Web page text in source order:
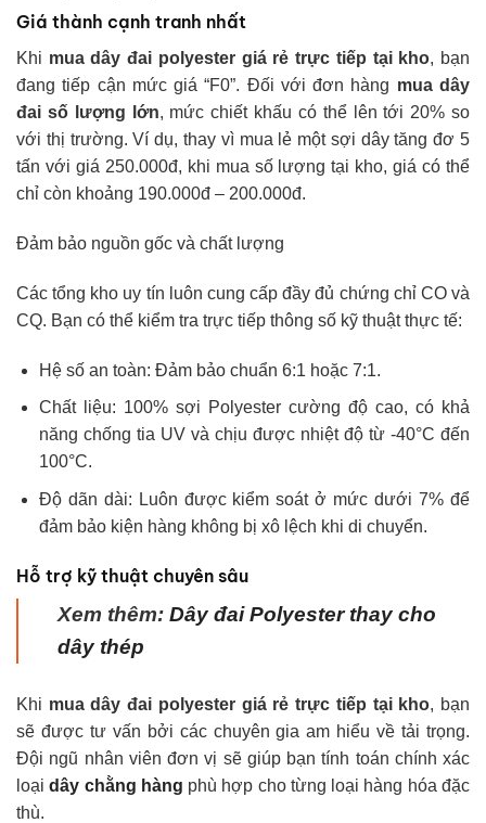
Giá thành cạnh tranh nhất
Khi mua dây đai polyester giá rẻ trực tiếp tại kho, bạn
đang tiếp cận mức giá “F0”. Đối với đơn hàng mua dây
đai số lượng lớn, mức chiết khấu có thể lên tới 20% so
với thị trường. Ví dụ, thay vì mua lẻ một sợi dây tăng đơ 5
tấn với giá 250.000đ, khi mua số lượng tại kho, giá có thể
chỉ còn khoảng 190.000đ – 200.000đ.
Đảm bảo nguồn gốc và chất lượng
Các tổng kho uy tín luôn cung cấp đầy đủ chứng chỉ CO và
CQ. Bạn có thể kiểm tra trực tiếp thông số kỹ thuật thực tế:
Hệ số an toàn: Đảm bảo chuẩn 6:1 hoặc 7:1.
Chất liệu: 100% sợi Polyester cường độ cao, có khả
năng chống tia UV và chịu được nhiệt độ từ -40°C đến
100°C.
Độ dãn dài: Luôn được kiểm soát ở mức dưới 7% để
đảm bảo kiện hàng không bị xô lệch khi di chuyển.
Hỗ trợ kỹ thuật chuyên sâu
Xem thêm: Dây đai Polyester thay cho
dây thép
Khi mua dây đai polyester giá rẻ trực tiếp tại kho, bạn
sẽ được tư vấn bởi các chuyên gia am hiểu về tải trọng.
Đội ngũ nhân viên đơn vị sẽ giúp bạn tính toán chính xác
loạidây chằng hàng phù hợp cho từng loại hàng hóa đặc
thù.